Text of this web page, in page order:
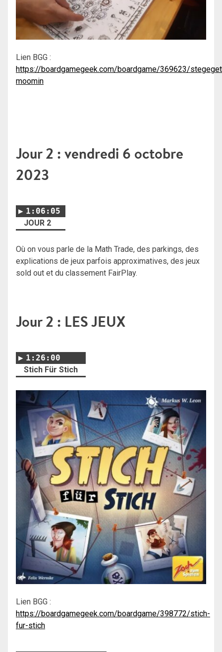
Lien BGG :
https://boardgamegeek.com/boardgame/369623/
moomin
Jour 2 : vendredi 6 octobre
2023
1:06:05
JOUR 2
Où on vous parle de la Math Trade, des parkings, des
explications de jeux parfois approximatives, des jeux
sold out et du classement FairPlay.
Jour 2 : LES JEUX
1:26:00
Stich Für Stich
Lien BGG :
https://boardgamegeek.com/boardgame/398772/stich-
fur-stich